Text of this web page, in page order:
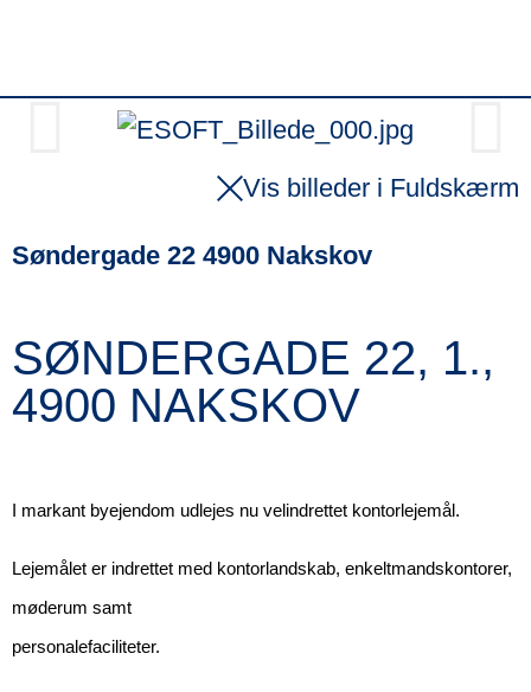
Søndergade 22 4900 Nakskov
Vis billeder i Fuldskærm
SØNDERGADE 22, 1.,
4900 NAKSKOV
I markant byejendom udlejes nu velindrettet kontorlejemål.
Lejemålet er indrettet med kontorlandskab, enkeltmandskontorer,
møderum samt
personalefaciliteter.